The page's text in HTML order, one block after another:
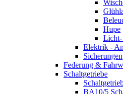
Hupe
Licht-
Elektrik -
Sicherungen
Federung &
Schaltgetriebe
BA10/5